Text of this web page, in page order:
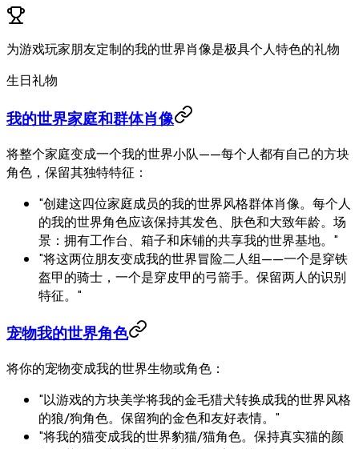
为游戏玩家朋友定制的我的世界肖像是极具个人特色的礼物
生日礼物
我的世界家庭和群体肖像
将整个家庭变成一个我的世界小队——每个人都有自己的方块
角色，保留其独特特征：
"创建这四位家庭成员的我的世界风格群体肖像。每个人
的我的世界角色应该保持其发色、肤色和大致年龄。场
景：拥有工作台、箱子和床铺的共享我的世界基地。"
"将这两位朋友变成我的世界冒险二人组——一个是穿铁
盔甲的骑士，一个是穿皮甲的弓箭手。保留两人的识别
特征。"
宠物我的世界角色
将你的宠物变成我的世界生物或角色：
"以游戏的方块美学将我的金毛猎犬转换成我的世界风格
的狼/狗角色。保留狗的金色和友好表情。"
"将我的猫变成我的世界豹猫/猫角色。保持真实猫的颜